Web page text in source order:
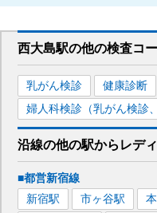
西大島駅の他の検査コ
乳がん検診 健康診断
婦人科検診（乳がん検診
沿線の他の駅から レデ
■都営新宿線
新宿駅 市ヶ谷駅